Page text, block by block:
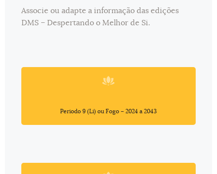
Associe ou adapte a informação das edições
DMS – Despertando o Melhor de Si.
Periodo 9 (Li) ou Fogo – 2024 a 2043